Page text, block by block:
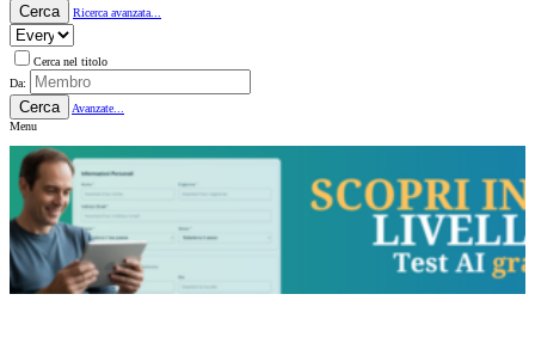
Cerca Ricerca avanzata...
Cerca nel titolo
Da:
Cerca
Avanzate...
Menu